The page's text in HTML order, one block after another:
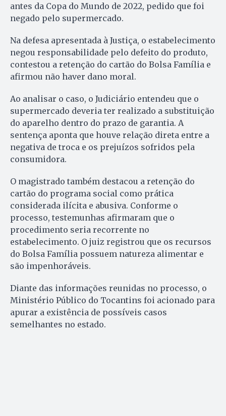
antes da Copa do Mundo de 2022, pedido que foi
negado pelo supermercado.
Na defesa apresentada à Justiça, o estabelecimento
negou responsabilidade pelo defeito do produto,
contestou a retenção do cartão do Bolsa Família e
afirmou não haver dano moral.
Ao analisar o caso, o Judiciário entendeu que o
supermercado deveria ter realizado a substituição
do aparelho dentro do prazo de garantia. A
sentença aponta que houve relação direta entre a
negativa de troca e os prejuízos sofridos pela
consumidora.
O magistrado também destacou a retenção do
cartão do programa social como prática
considerada ilícita e abusiva. Conforme o
processo, testemunhas afirmaram que o
procedimento seria recorrente no
estabelecimento. O juiz registrou que os recursos
do Bolsa Família possuem natureza alimentar e
são impenhoráveis.
Diante das informações reunidas no processo, o
Ministério Público do Tocantins foi acionado para
apurar a existência de possíveis casos
semelhantes no estado.